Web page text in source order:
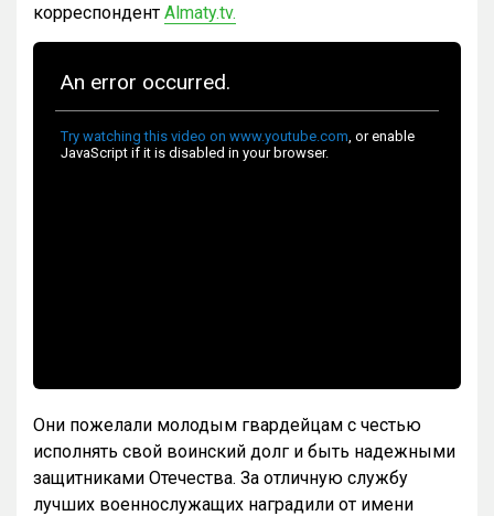
корреспондент Almaty.tv.
Они пожелали молодым гвардейцам с честью
исполнять свой воинский долг и быть надежными
защитниками Отечества. За отличную службу
лучших военнослужащих наградили от имени